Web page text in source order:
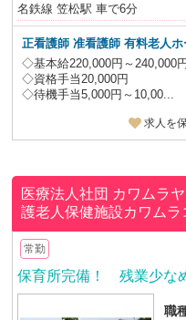
名鉄線 笠松駅 車で6分
正看護師 准看護師 有料老人
◇基本給220,000円～240,000円
◇資格手当20,000円
◇待機手当5,000円～10,00...
求人を
医療法人社団 カワムラ
護老人保健施設カワムラ
常勤
保育所完備！ 残業少な
職